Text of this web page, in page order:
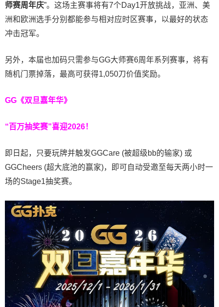
师赛周年庆”。这场主赛事将有7个Day1开放挑战，亚洲、美
洲和欧洲选手分别都能参与相对应时区赛事，以最好的状态
冲击冠军。
另外，本届也加码只需参与GG大师赛6周年系列赛事，将有
随机门票掉落，最高可获得1,050刀价值奖励。
GG《双旦嘉年华》
“百万抽奖赛”喜迎2026！
即日起，只要玩牌并触发GGCare (被超级bb的输家) 或
GGCheers (超大底池的赢家)，即可自动受邀至每天两小时一
场的Stage1抽奖赛。